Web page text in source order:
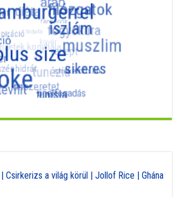
Csirkerizs a világ körül | Jollof Rice | Ghána